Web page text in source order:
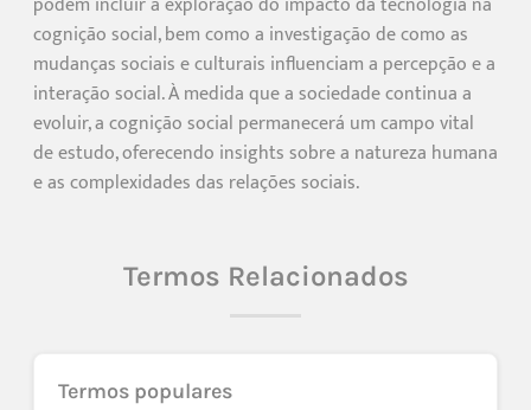
cognição social, bem como a investigação de como as
mudanças sociais e culturais influenciam a percepção e a
interação social. À medida que a sociedade continua a
evoluir, a cognição social permanecerá um campo vital
de estudo, oferecendo insights sobre a natureza humana
e as complexidades das relações sociais.
Termos Relacionados
Termos populares